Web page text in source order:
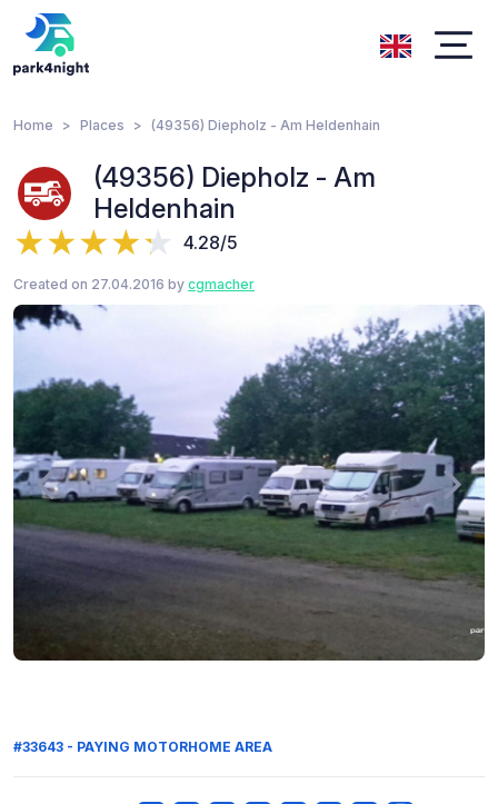
Home Places (49356) Diepholz - Am Heldenhain
(49356) Diepholz - Am
Heldenhain
4.28/5
Created on 27.04.2016 by cgmacher
#33643 - PAYING MOTORHOME AREA